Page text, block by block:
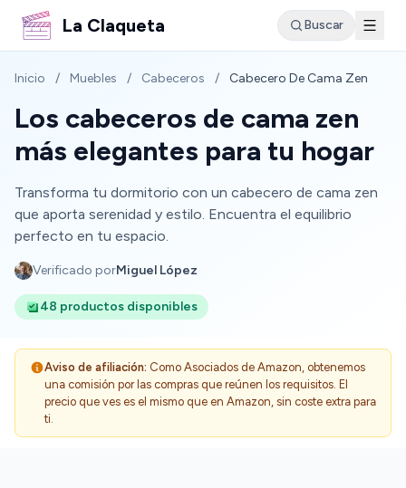
La Claqueta Buscar
Inicio / Muebles / Cabeceros / Cabecero De Cama Zen
Los cabeceros de cama zen
más elegantes para tu hogar
Transforma tu dormitorio con un cabecero de cama zen
que aporta serenidad y estilo. Encuentra el equilibrio
perfecto en tu espacio.
Verificado porMiguel López
48 productos disponibles
Aviso de afiliación: Como Asociados de Amazon, obtenemos
una comisión por las compras que reúnen los requisitos. El
precio que ves es el mismo que en Amazon, sin coste extra para
ti.